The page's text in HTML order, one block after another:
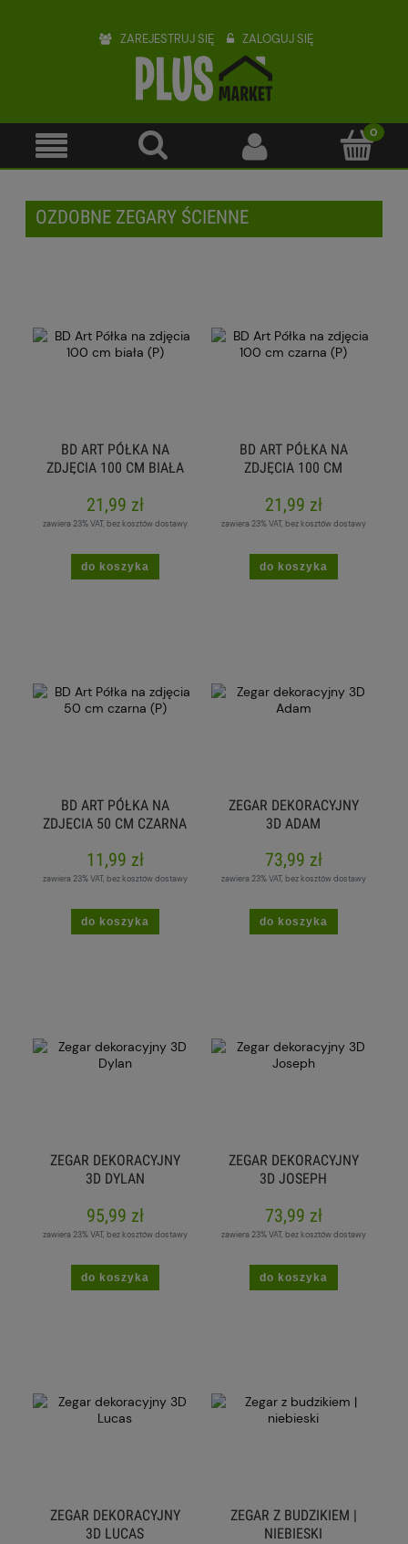
ZAREJESTRUJ SIĘ ZALOGUJ SIĘ
OZDOBNE ZEGARY ŚCIENNE
BD ART PÓŁKA NA
ZDJĘCIA 100 CM BIAŁA
21,99 zł
zawiera 23% VAT, bez kosztów dostawy
do koszyka
BD ART PÓŁKA NA
ZDJĘCIA 100 CM
21,99 zł
zawiera 23% VAT, bez kosztów dostawy
do koszyka
BD ART PÓŁKA NA
ZDJĘCIA 50 CM CZARNA
11,99 zł
zawiera 23% VAT, bez kosztów dostawy
do koszyka
ZEGAR DEKORACYJNY
3D ADAM
73,99 zł
zawiera 23% VAT, bez kosztów dostawy
do koszyka
ZEGAR DEKORACYJNY
3D DYLAN
95,99 zł
zawiera 23% VAT, bez kosztów dostawy
do koszyka
ZEGAR DEKORACYJNY
3D JOSEPH
73,99 zł
zawiera 23% VAT, bez kosztów dostawy
do koszyka
ZEGAR DEKORACYJNY
3D LUCAS
ZEGAR Z BUDZIKIEM |
NIEBIESKI